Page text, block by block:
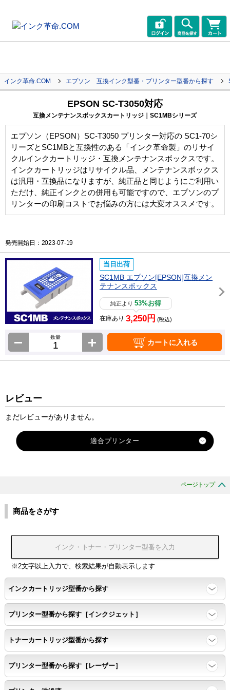
インク革命.COM エプソン 互換インク型番・プリンター型番から探す
EPSON SC-T3050対応
互換メンテナンスボックスカートリッジ｜SC1MBシリーズ
エプソン（EPSON）SC-T3050 プリンター対応の SC1-70シ
リーズとSC1MBと互換性のある「インク革命製」のリサイ
クルインクカートリッジ・互換メンテナンスボックスです。
インクカートリッジはリサイクル品、メンテナンスボックス
は汎用・互換品になりますが、純正品と同じようにご利用い
ただけ、純正インクとの併用も可能ですので、エプソンのプ
リンターの印刷コストでお悩みの方には大変オススメです。
発売開始日：2023-07-19
当日出荷
SC1MB エプソン[EPSON]互換メン
テナンスボックス
純正より53%お得
在庫あり 3,250円 (税込)
数量
カートに入れる
レビュー
まだレビューがありません。
ページトップ
商品をさがす
※2文字以上入力で、検索結果が自動表示します
インクカートリッジ型番から探す
プリンター型番から探す［インクジェット］
トナーカートリッジ型番から探す
プリンター型番から探す［レーザー］